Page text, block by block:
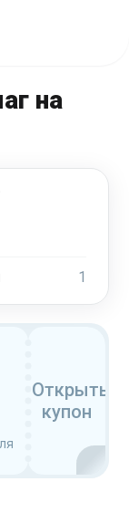
на
1
Открыть
купон